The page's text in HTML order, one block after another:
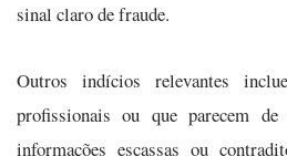
sinal claro de fraude.
Outros indícios relevantes
profissionais ou que parecem
informações escassas ou